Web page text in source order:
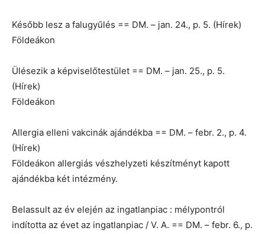
Később lesz a falugyűlés == DM. – jan. 24., p. 5. (Hírek)
Földeákon
Ülésezik a képviselőtestület == DM. – jan. 25., p. 5.
(Hírek)
Földeákon
Allergia elleni vakcinák ajándékba == DM. – febr. 2., p. 4.
(Hírek)
Földeákon allergiás vészhelyzeti készítményt kapott
ajándékba két intézmény.
Belassult az év elején az ingatlanpiac : mélypontról
indította az évet az ingatlanpiac / V. A. == DM. – febr. 6., p.